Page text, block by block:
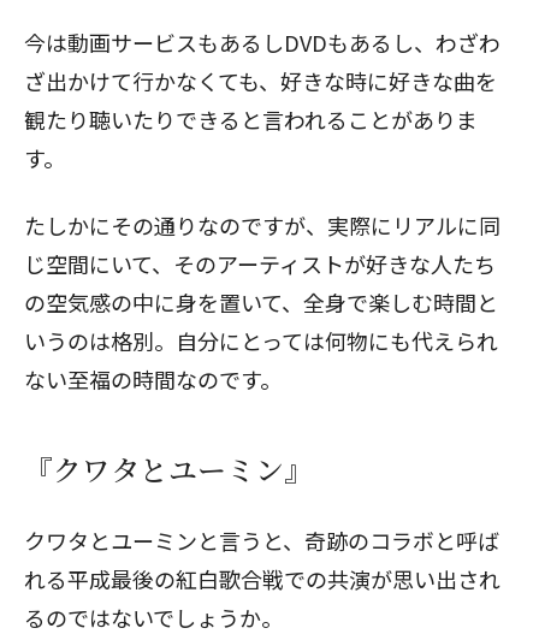
今は動画サービスもあるしDVDもあるし、わざわ
ざ出かけて行かなくても、好きな時に好きな曲を
観たり聴いたりできると言われることがありま
す。
たしかにその通りなのですが、実際にリアルに同
じ空間にいて、そのアーティストが好きな人たち
の空気感の中に身を置いて、全身で楽しむ時間と
いうのは格別。自分にとっては何物にも代えられ
ない至福の時間なのです。
『クワタとユーミン』
クワタとユーミンと言うと、奇跡のコラボと呼ば
れる平成最後の紅白歌合戦での共演が思い出され
るのではないでしょうか。